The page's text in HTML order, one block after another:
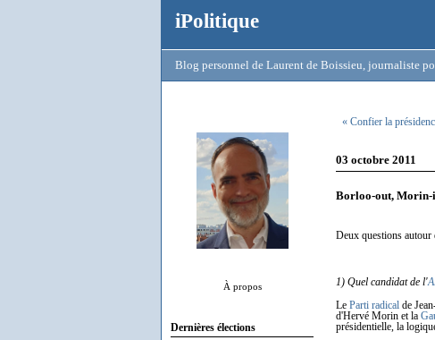
iPolitique
Blog personnel de Laurent de Boissieu, journaliste
À propos
Dernières élections
« Confier la
03 octobre 2011
Borloo-out, Morin-
Deux questions autour
1) Quel candidat de l'
Le Parti radical de
d'Hervé Morin et la
présidentielle, la